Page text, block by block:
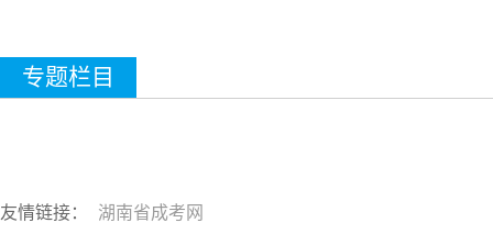
专题栏目
友情链接： 湖南省成考网